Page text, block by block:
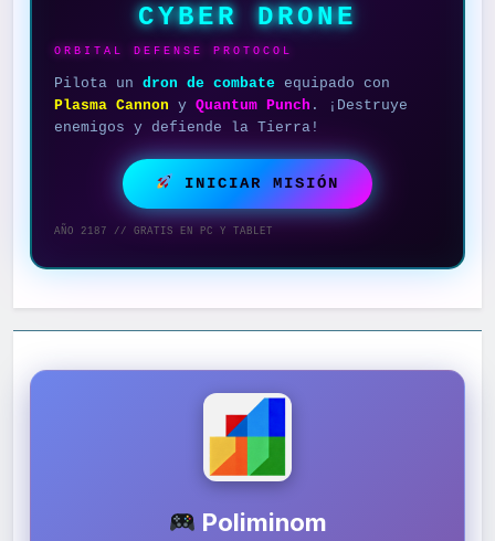
CYBER DRONE
ORBITAL DEFENSE PROTOCOL
Pilota un dron de combate equipado con
Plasma Cannon y Quantum Punch . ¡Destruye
enemigos y defiende la Tierra!
INICIAR MISIÓN
AÑO 2187 // GRATIS EN PC Y TABLET
Poliminom